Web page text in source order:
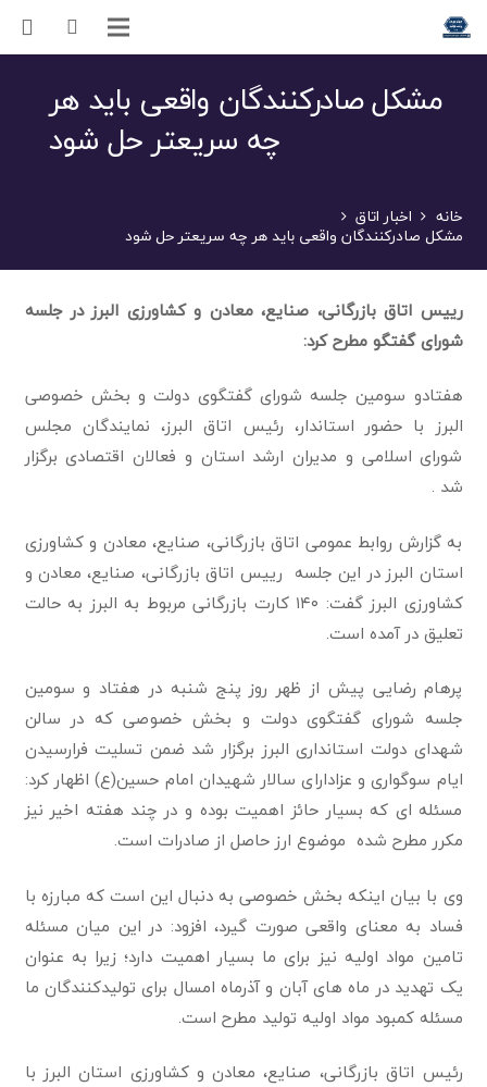
مشکل صادرکنندگان واقعی باید هر
چه سریعتر حل شود
خانه اخبار اتاق
مشکل صادرکنندگان واقعی باید هر چه سریعتر حل شود
رییس اتاق بازرگانی، صنایع، معادن و کشاورزی البرز در جلسه
شورای گفتگو مطرح کرد:
هفتادو سومین جلسه شورای گفتگوی دولت و بخش خصوصی
البرز با حضور استاندار، رئیس اتاق البرز، نمایندگان مجلس
شورای اسلامی و مدیران ارشد استان و فعالان اقتصادی برگزار
شد .
به گزارش روابط عمومی اتاق بازرگانی، صنایع، معادن و کشاورزی
استان البرز در این جلسه رییس اتاق بازرگانی، صنایع، معادن و
کشاورزی البرز گفت: ۱۴۰ کارت بازرگانی مربوط به البرز به حالت
تعلیق در آمده است.
پرهام رضایی پیش از ظهر روز پنج شنبه در هفتاد و سومین
جلسه شورای گفتگوی دولت و بخش خصوصی که در سالن
شهدای دولت استانداری البرز برگزار شد ضمن تسلیت فرارسیدن
ایام سوگواری و عزادارای سالار شهیدان امام حسین(ع) اظهار کرد:
مسئله ای که بسیار حائز اهمیت بوده و در چند هفته اخیر نیز
مکرر مطرح شده موضوع ارز حاصل از صادرات است.
وی با بیان اینکه بخش خصوصی به دنبال این است که مبارزه با
فساد به معنای واقعی صورت گیرد، افزود: در این میان مسئله
تامین مواد اولیه نیز برای ما بسیار اهمیت دارد؛ زیرا به عنوان
یک تهدید در ماه های آبان و آذرماه امسال برای تولیدکنندگان ما
مسئله کمبود مواد اولیه تولید مطرح است.
رئیس اتاق بازرگانی، صنایع، معادن و کشاورزی استان البرز با